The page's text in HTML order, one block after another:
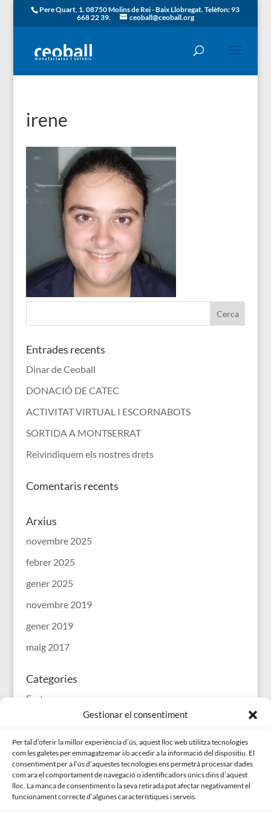
Gestionar el consentiment
Per tal d’oferir la millor experiència d’ús, aquest lloc web utilitza tecnologies
com les galetes per emmagatzemar i/o accedir a la informació del dispositiu. El
consentiment per a l’ús d’aquestes tecnologies ens permetrà processar dades
com ara el comportament de navegació o identificadors únics dins d’aquest
lloc. La manca de consentiment o la seva retirada pot afectar negativament el
funcionament correcte d’algunes característiques i serveis.
Pere Quart, 1. 08750 Molins de Rei - Baix Llobregat. Telèfon: 93
668 22 39.
ceoball@ceoball.org
irene
Entrades recents
Dinar de Ceoball
DONACIÓ DE CATEC
ACTIVITAT VIRTUAL I ESCORNABOTS
SORTIDA A MONTSERRAT
Reivindiquem els nostres drets
Comentaris recents
Arxius
novembre 2025
febrer 2025
gener 2025
novembre 2019
gener 2019
maig 2017
Categories
Festes
Sortides
Meta
Entra